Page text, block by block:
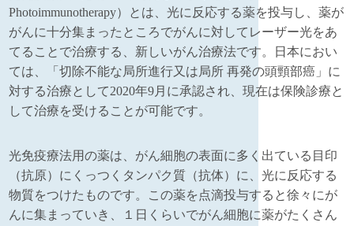
Photoimmunotherapy）とは、光に反応する薬を投与し、薬が
がんに十分集まったところでがんに対してレーザー光をあ
てることで治療する、新しいがん治療法です。日本におい
ては、「切除不能な局所進行又は局所 再発の頭頸部癌」に
対する治療として2020年9月に承認され、現在は保険診療と
して治療を受けることが可能です。
光免疫療法用の薬は、がん細胞の表面に多く出ている目印
（抗原）にくっつくタンパク質（抗体）に、光に反応する
物質をつけたものです。この薬を点滴投与すると徐々にが
んに集まっていき、１日くらいでがん細胞に薬がたくさん